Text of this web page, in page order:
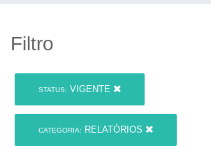
Filtro
STATUS: VIGENTE
CATEGORIA: RELATÓRIOS